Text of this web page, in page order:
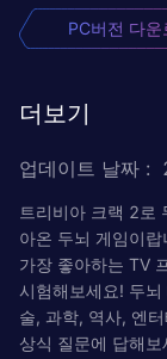
PC버전 다운
더보기
업데이트 날짜 :
트리비아 크랙 2로
아온 두뇌 게임이랍
가장 좋아하는 TV
시험해보세요! 두
술, 과학, 역사, 엔
상식 질문에 답해